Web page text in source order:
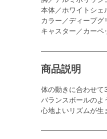
本体／ホワイトシェ
カラー／ディープグ
キャスター／カーペ
商品説明
体の動きに合わせて
バランスボールのよ
心地よいリズムが生